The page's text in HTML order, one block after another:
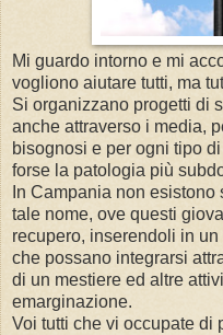
Mi guardo intorno e mi
vogliono aiutare tutti, ma
Si organizzano progetti di
anche attraverso i media,
bisognosi e per ogni tipo
forse la patologia più
In Campania non
tale nome, ove questi
recupero, inserendoli in
che possano integrarsi
di un mestiere ed altre
emarginazione.
Voi tutti che vi occupate di